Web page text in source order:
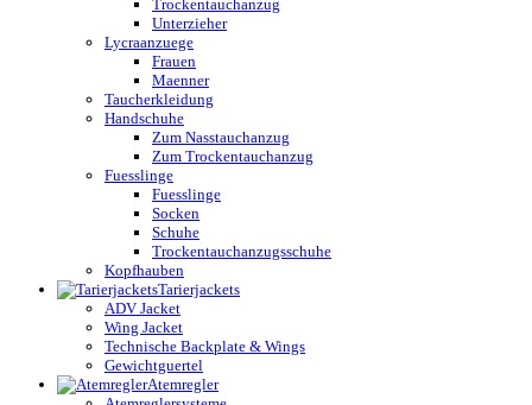
Trockentauchanzug
Unterzieher
Lycraanzuege
Frauen
Maenner
Taucherkleidung
Handschuhe
Zum Nasstauchanzug
Zum Trockentauchanzug
Fuesslinge
Fuesslinge
Socken
Schuhe
Trockentauchanzugsschuhe
Kopfhauben
Tarierjackets
ADV Jacket
Wing Jacket
Technische Backplate & Wings
Gewichtguertel
Atemregler